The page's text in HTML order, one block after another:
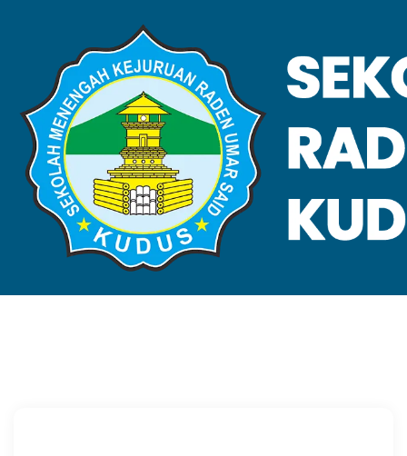
VALIDASI SKL
Validasi SKL